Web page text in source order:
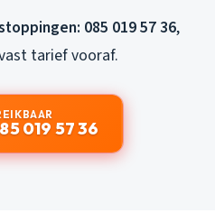
085 019 57 36,
tarief vooraf.
019 57 36